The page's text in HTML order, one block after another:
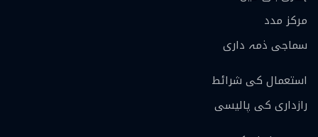
مرکز مدد
سماجی ذمہ داری
استعمال کی شرائط
رازداری کی پالیسی